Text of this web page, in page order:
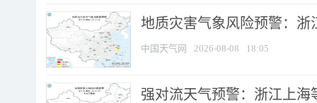
地质灾害气象风险预警：
中国天气网 2026-08-08 18:05
强对流天气预警：浙江上海